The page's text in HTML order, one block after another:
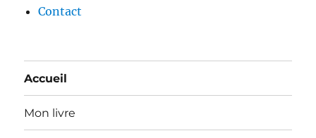
Contact
Accueil
Mon livre